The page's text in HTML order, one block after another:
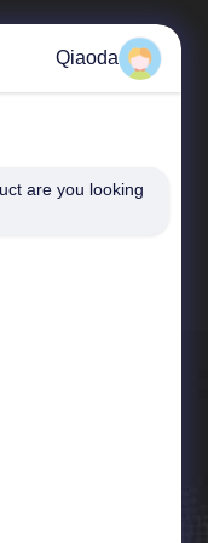
Qiaoda
are you looking